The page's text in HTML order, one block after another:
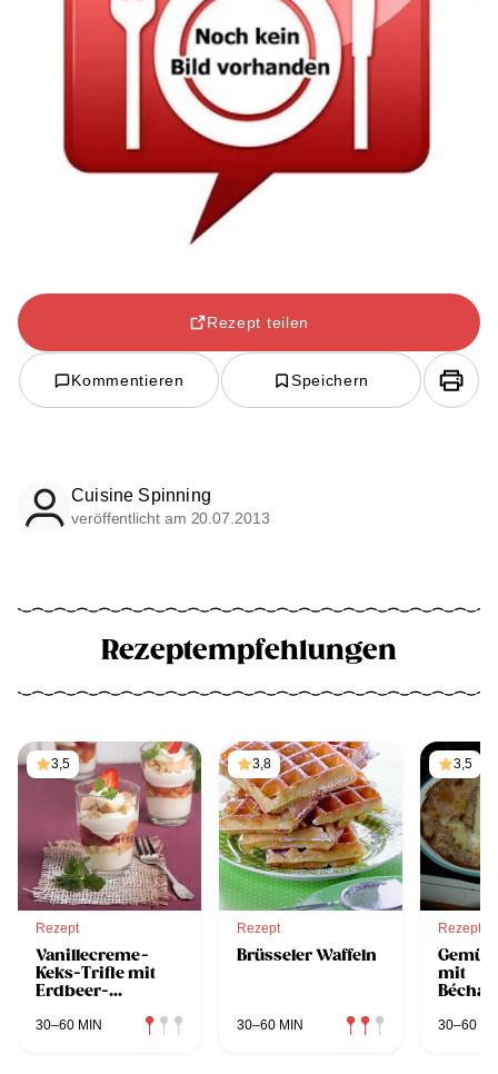
Rezept teilen
Kommentieren Speichern
Cuisine Spinning
veröffentlicht am 20.07.2013
Rezeptempfehlungen
3,5
Rezept
Vanillecreme-
Keks-Trifle mit
Erdbeer-
30–60 MIN
3,8
Rezept
Brüsseler Waffeln
30–60 MIN
3,5
Rezept
mit
30–60